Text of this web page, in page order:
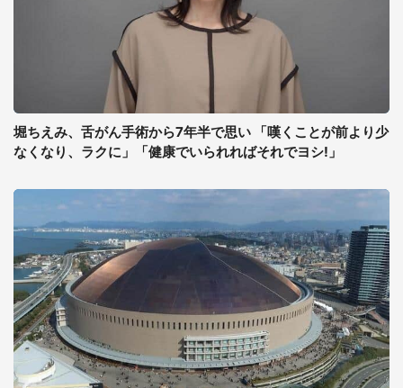
堀ちえみ、舌がん手術から7年半で思い 「嘆くことが前より少
なくなり、ラクに」「健康でいられればそれでヨシ!」